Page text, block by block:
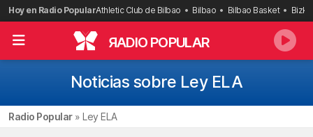
Saltar
al
contenido
Hoy en Radio PopularAthletic Club de Bilbao Bilbao Bilbao Basket
RADIO POPULAR
Noticias sobre Ley ELA
Radio Popular» Ley ELA